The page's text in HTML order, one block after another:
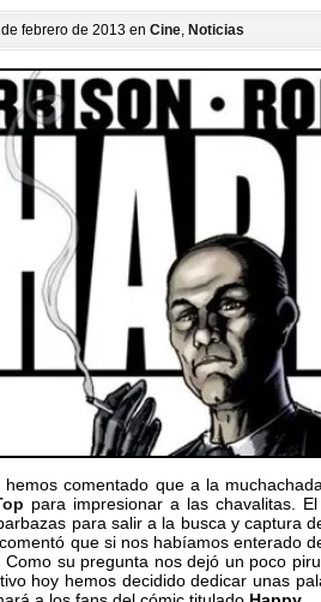
febrero de 2013 en Cine, Noticias
comentado que a la
para impresionar a las chavalitas.
para salir a la busca y captura
que si nos habíamos enterado
su pregunta nos dejó un poco
hoy hemos decidido dedicar unas